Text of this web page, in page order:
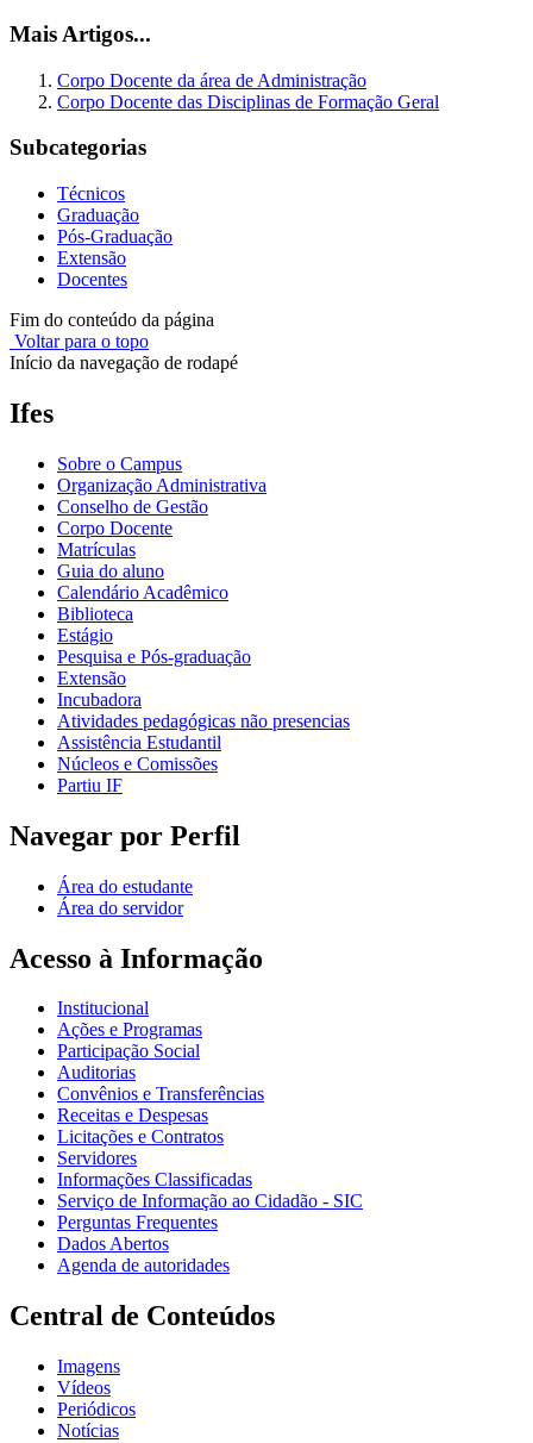
Mais Artigos...
Corpo Docente da área de Administração
Corpo Docente das Disciplinas de Formação Geral
Subcategorias
Técnicos
Graduação
Pós-Graduação
Extensão
Docentes
Fim do conteúdo da página
Voltar para o topo
Início da navegação de rodapé
Ifes
Sobre o Campus
Organização Administrativa
Conselho de Gestão
Corpo Docente
Matrículas
Guia do aluno
Calendário Acadêmico
Biblioteca
Estágio
Pesquisa e Pós-graduação
Extensão
Incubadora
Atividades pedagógicas não presencias
Assistência Estudantil
Núcleos e Comissões
Partiu IF
Navegar por Perfil
Área do estudante
Área do servidor
Acesso à Informação
Institucional
Ações e Programas
Participação Social
Auditorias
Convênios e Transferências
Receitas e Despesas
Licitações e Contratos
Servidores
Informações Classificadas
Serviço de Informação ao Cidadão - SIC
Perguntas Frequentes
Dados Abertos
Agenda de autoridades
Central de Conteúdos
Imagens
Vídeos
Periódicos
Notícias